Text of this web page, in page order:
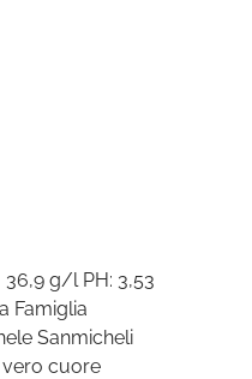
36,9 g/l PH: 3,53
Famiglia
Sanmicheli
vero cuore